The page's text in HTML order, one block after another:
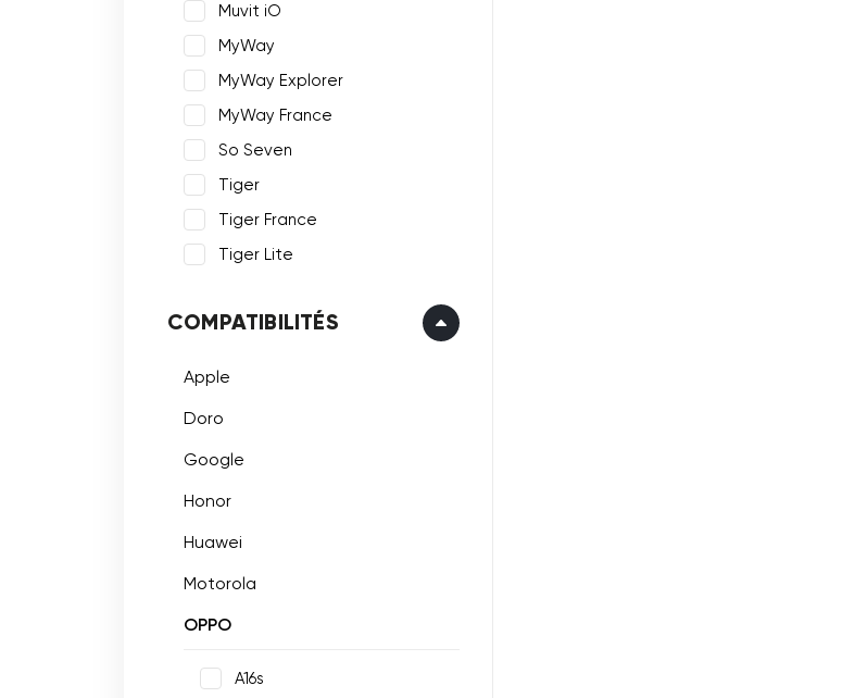
Muvit iO
MyWay
MyWay Explorer
MyWay France
So Seven
Tiger
Tiger France
Tiger Lite
COMPATIBILITÉS
Apple
Doro
Google
Honor
Huawei
Motorola
OPPO
A16s